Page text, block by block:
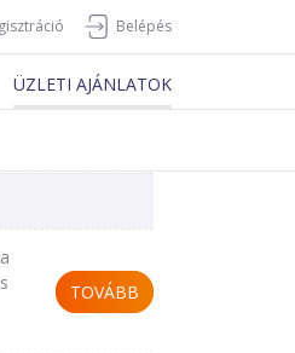
Belépés
ÜZLETI AJÁNLATOK
TOVÁBB